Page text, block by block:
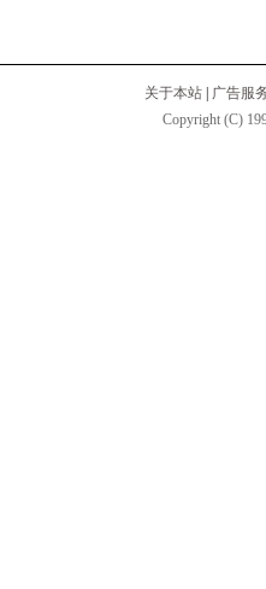
关于本站
广告服
Copyright (C)